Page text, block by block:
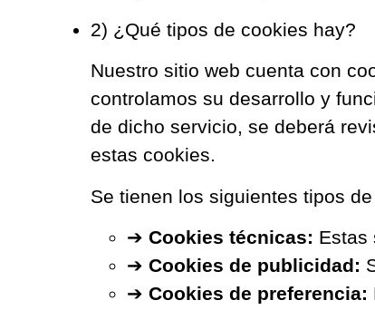
2) ¿Qué tipos de cookies hay?
Nuestro sitio web cuenta con
controlamos su desarrollo y
de dicho servicio, se deberá
estas cookies.
Se tienen los siguientes tipos
➔ Cookies técnicas: Estas
➔ Cookies de publicidad:
➔ Cookies de preferencia: